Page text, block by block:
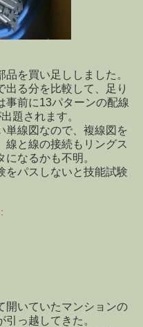
を買い足ししました。
出る分を比較して、足り
事前に13パターンの配線
題されます。
線図なので、複線図を
線と線の接続もリングス
なるかも不明。
パスしないと技能試験
いていたマンションの
引っ越してきた。